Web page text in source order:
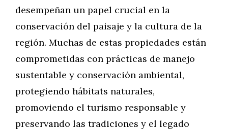
desempeñan un papel crucial en la
conservación del paisaje y la cultura de la
región. Muchas de estas propiedades están
comprometidas con prácticas de manejo
sustentable y conservación ambiental,
protegiendo hábitats naturales,
promoviendo el turismo responsable y
preservando las tradiciones y el legado